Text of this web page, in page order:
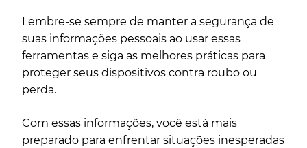
Lembre-se sempre de manter a segurança de
suas informações pessoais ao usar essas
ferramentas e siga as melhores práticas para
proteger seus dispositivos contra roubo ou
perda.
Com essas informações, você está mais
preparado para enfrentar situações inesperadas